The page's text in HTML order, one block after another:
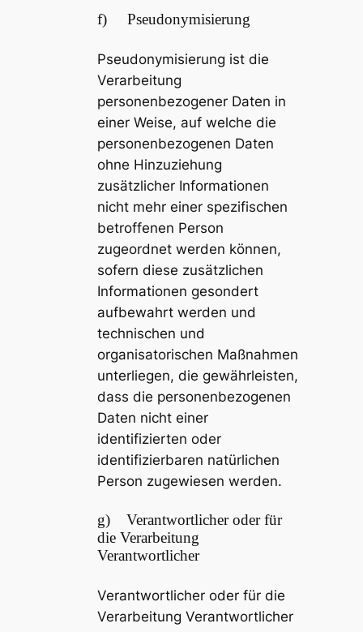
f) Pseudonymisierung
Pseudonymisierung ist die
Verarbeitung
personenbezogener Daten in
einer Weise, auf welche die
personenbezogenen Daten
ohne Hinzuziehung
zusätzlicher Informationen
nicht mehr einer spezifischen
betroffenen Person
zugeordnet werden können,
sofern diese zusätzlichen
Informationen gesondert
aufbewahrt werden und
technischen und
organisatorischen Maßnahmen
unterliegen, die gewährleisten,
dass die personenbezogenen
Daten nicht einer
identifizierten oder
identifizierbaren natürlichen
Person zugewiesen werden.
g) Verantwortlicher oder für
die Verarbeitung
Verantwortlicher
Verantwortlicher oder für die
Verarbeitung Verantwortlicher